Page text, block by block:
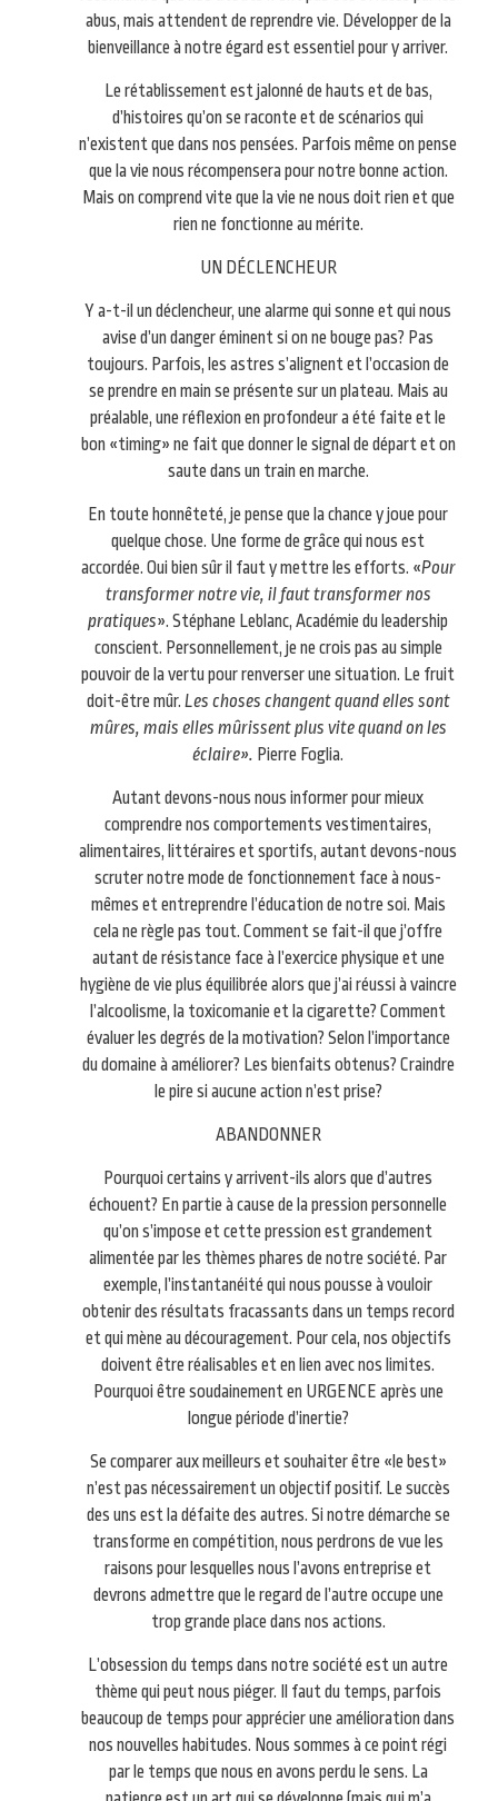
abus, mais attendent de reprendre vie. Développer de la
bienveillance à notre égard est essentiel pour y arriver.
Le rétablissement est jalonné de hauts et de bas,
d’histoires qu’on se raconte et de scénarios qui
n’existent que dans nos pensées. Parfois même on pense
que la vie nous récompensera pour notre bonne action.
Mais on comprend vite que la vie ne nous doit rien et que
rien ne fonctionne au mérite.
UN DÉCLENCHEUR
Y a-t-il un déclencheur, une alarme qui sonne et qui nous
avise d’un danger éminent si on ne bouge pas? Pas
toujours. Parfois, les astres s’alignent et l’occasion de
se prendre en main se présente sur un plateau. Mais au
préalable, une réflexion en profondeur a été faite et le
bon «timing» ne fait que donner le signal de départ et on
saute dans un train en marche.
En toute honnêteté, je pense que la chance y joue pour
quelque chose. Une forme de grâce qui nous est
accordée. Oui bien sûr il faut y mettre les efforts. «Pour
transformer notre vie, il faut transformer nos
pratiques». Stéphane Leblanc, Académie du leadership
conscient. Personnellement, je ne crois pas au simple
pouvoir de la vertu pour renverser une situation. Le fruit
doit-être mûr. Les choses changent quand elles sont
mûres, mais elles mûrissent plus vite quand on les
éclaire». Pierre Foglia.
Autant devons-nous nous informer pour mieux
comprendre nos comportements vestimentaires,
alimentaires, littéraires et sportifs, autant devons-nous
scruter notre mode de fonctionnement face à nous-
mêmes et entreprendre l’éducation de notre soi. Mais
cela ne règle pas tout. Comment se fait-il que j’offre
autant de résistance face à l’exercice physique et une
hygiène de vie plus équilibrée alors que j’ai réussi à vaincre
l’alcoolisme, la toxicomanie et la cigarette? Comment
évaluer les degrés de la motivation? Selon l’importance
du domaine à améliorer? Les bienfaits obtenus? Craindre
le pire si aucune action n’est prise?
ABANDONNER
Pourquoi certains y arrivent-ils alors que d’autres
échouent? En partie à cause de la pression personnelle
qu’on s’impose et cette pression est grandement
alimentée par les thèmes phares de notre société. Par
exemple, l’instantanéité qui nous pousse à vouloir
obtenir des résultats fracassants dans un temps record
et qui mène au découragement. Pour cela, nos objectifs
doivent être réalisables et en lien avec nos limites.
Pourquoi être soudainement en URGENCE après une
longue période d’inertie?
Se comparer aux meilleurs et souhaiter être «le best»
n’est pas nécessairement un objectif positif. Le succès
des uns est la défaite des autres. Si notre démarche se
transforme en compétition, nous perdrons de vue les
raisons pour lesquelles nous l’avons entreprise et
devrons admettre que le regard de l’autre occupe une
trop grande place dans nos actions.
L’obsession du temps dans notre société est un autre
thème qui peut nous piéger. Il faut du temps, parfois
beaucoup de temps pour apprécier une amélioration dans
nos nouvelles habitudes. Nous sommes à ce point régi
par le temps que nous en avons perdu le sens. La